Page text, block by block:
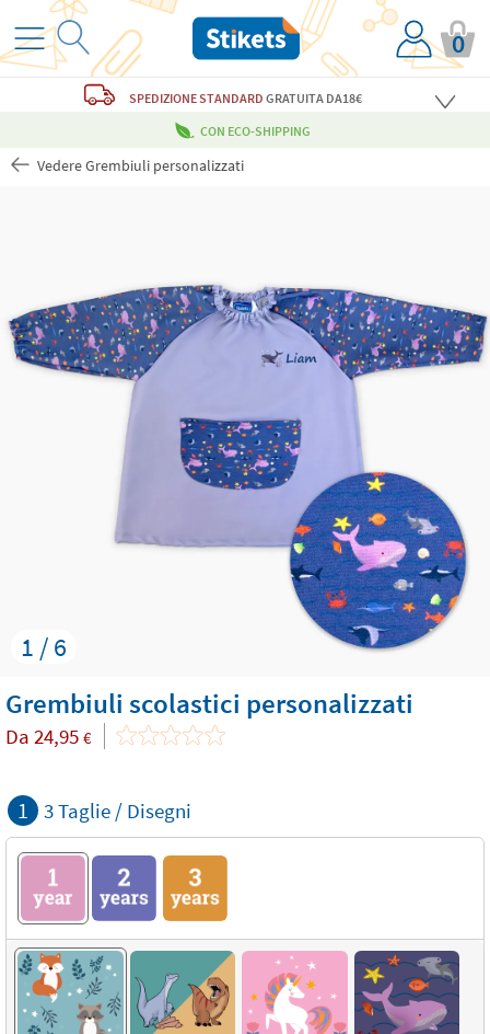
0
SPEDIZIONE STANDARD GRATUITADA18€
CON ECO-SHIPPING
Vedere Grembiuli personalizzati
1 / 6
Grembiuli scolastici personalizzati
Da 24,95 €
1 3 Taglie / Disegni